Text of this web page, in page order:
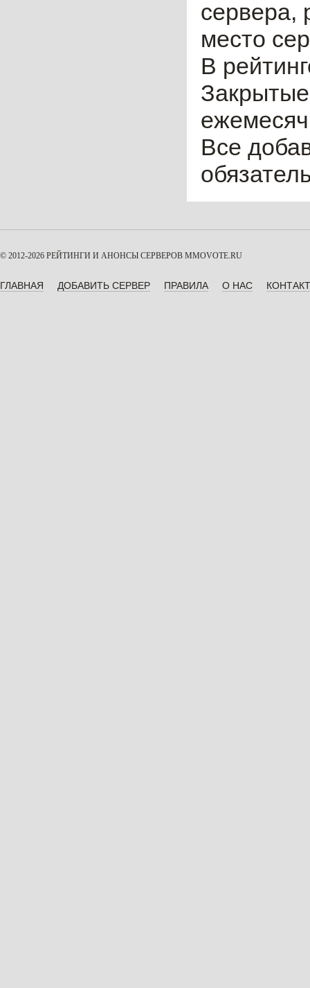
сервера,
место
В
Все
© 2012-2026 РЕЙТИНГИ И АНОНСЫ СЕРВЕРОВ MMOVOTE.RU
ГЛАВНАЯ ДОБАВИТЬ СЕРВЕР ПРАВИЛА О НАС